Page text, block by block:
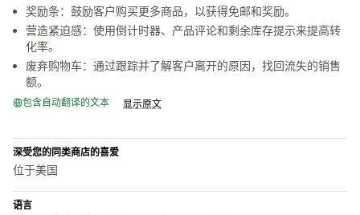
奖励条：鼓励客户购买更多商品，以获得免邮和奖励。
营造紧迫感：使用倒计时器、产品评论和剩余库存提示来提高转
化率。
废弃购物车：通过跟踪并了解客户离开的原因，找回流失的销售
额。
包含自动翻译的文本 显示原文
深受您的同类商店的喜爱
位于美国
语言